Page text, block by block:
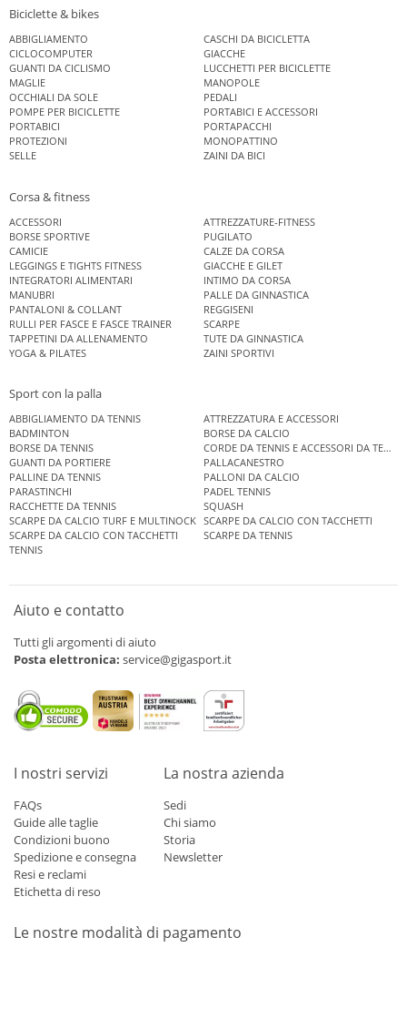
Biciclette & bikes
ABBIGLIAMENTO
CASCHI DA BICICLETTA
CICLOCOMPUTER
GIACCHE
GUANTI DA CICLISMO
LUCCHETTI PER BICICLETTE
MAGLIE
MANOPOLE
OCCHIALI DA SOLE
PEDALI
POMPE PER BICICLETTE
PORTABICI E ACCESSORI
PORTABICI
PORTAPACCHI
PROTEZIONI
MONOPATTINO
SELLE
ZAINI DA BICI
Corsa & fitness
ACCESSORI
ATTREZZATURE-FITNESS
BORSE SPORTIVE
PUGILATO
CAMICIE
CALZE DA CORSA
LEGGINGS E TIGHTS FITNESS
GIACCHE E GILET
INTEGRATORI ALIMENTARI
INTIMO DA CORSA
MANUBRI
PALLE DA GINNASTICA
PANTALONI & COLLANT
REGGISENI
RULLI PER FASCE E FASCE TRAINER
SCARPE
TAPPETINI DA ALLENAMENTO
TUTE DA GINNASTICA
YOGA & PILATES
ZAINI SPORTIVI
Sport con la palla
ABBIGLIAMENTO DA TENNIS
ATTREZZATURA E ACCESSORI
BADMINTON
BORSE DA CALCIO
BORSE DA TENNIS
CORDE DA TENNIS E ACCESSORI DA TENNIS
GUANTI DA PORTIERE
PALLACANESTRO
PALLINE DA TENNIS
PALLONI DA CALCIO
PARASTINCHI
PADEL TENNIS
RACCHETTE DA TENNIS
SQUASH
SCARPE DA CALCIO TURF E MULTINOCK SCARPE DA CALCIO CON TACCHETTI
SCARPE DA CALCIO CON TACCHETTI
SCARPE DA TENNIS
TENNIS
Aiuto e contatto
Tutti gli argomenti di aiuto
Posta elettronica: service@gigasport.it
I nostri servizi
FAQs
Guide alle taglie
Condizioni buono
Spedizione e consegna
Resi e reclami
Etichetta di reso
La nostra azienda
Sedi
Chi siamo
Storia
Newsletter
Le nostre modalità di pagamento